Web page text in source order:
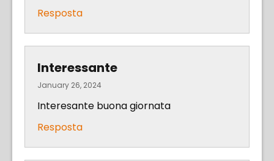
Resposta
Interessante
January 26, 2024
Interesante buona giornata
Resposta